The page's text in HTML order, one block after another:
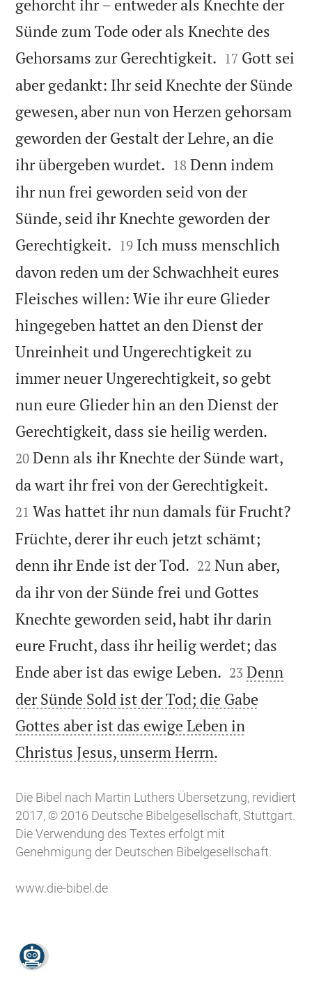
gehorcht ihr – entweder als Knechte der
Sünde zum Tode oder als Knechte des
Gehorsams zur Gerechtigkeit. 

17 Gott sei
aber gedankt: Ihr seid Knechte der Sünde
gewesen, aber nun von Herzen gehorsam
geworden der Gestalt der Lehre, an die
ihr übergeben wurdet. 

18 Denn indem
ihr nun frei geworden seid von der
Sünde, seid ihr Knechte geworden der
Gerechtigkeit. 

19 Ich muss menschlich
davon reden um der Schwachheit eures
Fleisches willen: Wie ihr eure Glieder
hingegeben hattet an den Dienst der
Unreinheit und Ungerechtigkeit zu
immer neuer Ungerechtigkeit, so gebt
nun eure Glieder hin an den Dienst der
Gerechtigkeit, dass sie heilig werden.
20 Denn als ihr Knechte der Sünde wart,
da wart ihr frei von der Gerechtigkeit.
21 Was hattet ihr nun damals für Frucht?
Früchte, derer ihr euch jetzt schämt;
denn ihr Ende ist der Tod. 

22 Nun aber,
da ihr von der Sünde frei und Gottes
Knechte geworden seid, habt ihr darin
eure Frucht, dass ihr heilig werdet; das
Ende aber ist das ewige Leben. 

23 Denn
der Sünde Sold ist der Tod; die Gabe
Gottes aber ist das ewige Leben in
Christus Jesus, unserm Herrn.
Die Bibel nach Martin Luthers Übersetzung, revidiert
2017, © 2016 Deutsche Bibelgesellschaft, Stuttgart.
Die Verwendung des Textes erfolgt mit
Genehmigung der Deutschen Bibelgesellschaft.
www.die-bibel.de